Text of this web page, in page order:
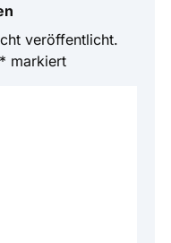
veröffentlicht.
* markiert